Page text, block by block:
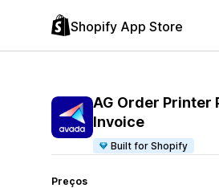
Shopify App Store
AG Order Printer
Invoice
Built for Shopify
Preços